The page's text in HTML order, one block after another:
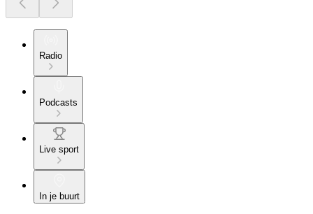
Radio
Podcasts
Live sport
In je buurt